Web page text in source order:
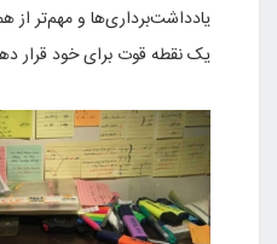
یادداشت‌برداری‌ها و مهم‌تر
یک نقطه قوت برای خود قرار